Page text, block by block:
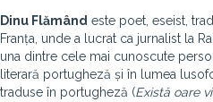
Dinu Flămând este poet, eseist,
Franța, unde a lucrat ca jurnalist la
una dintre cele mai cunoscute
literară portugheză și în lumea
traduse în portugheză (Există oare